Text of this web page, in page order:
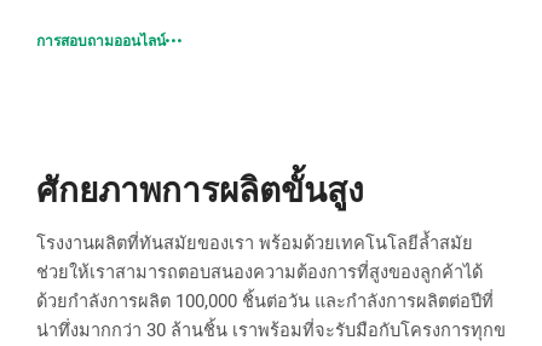
การสอบถามออนไลน์
ศักยภาพการผลิตขั้นสูง
โรงงานผลิตที่ทันสมัยของเรา พร้อมด้วยเทคโนโลยีล้ำสมัย
ช่วยให้เราสามารถตอบสนองความต้องการที่สูงของลูกค้าได้
ด้วยกำลังการผลิต 100,000 ชิ้นต่อวัน และกำลังการผลิตต่อปีที่
น่าทึ่งมากกว่า 30 ล้านชิ้น เราพร้อมที่จะรับมือกับโครงการทุกข